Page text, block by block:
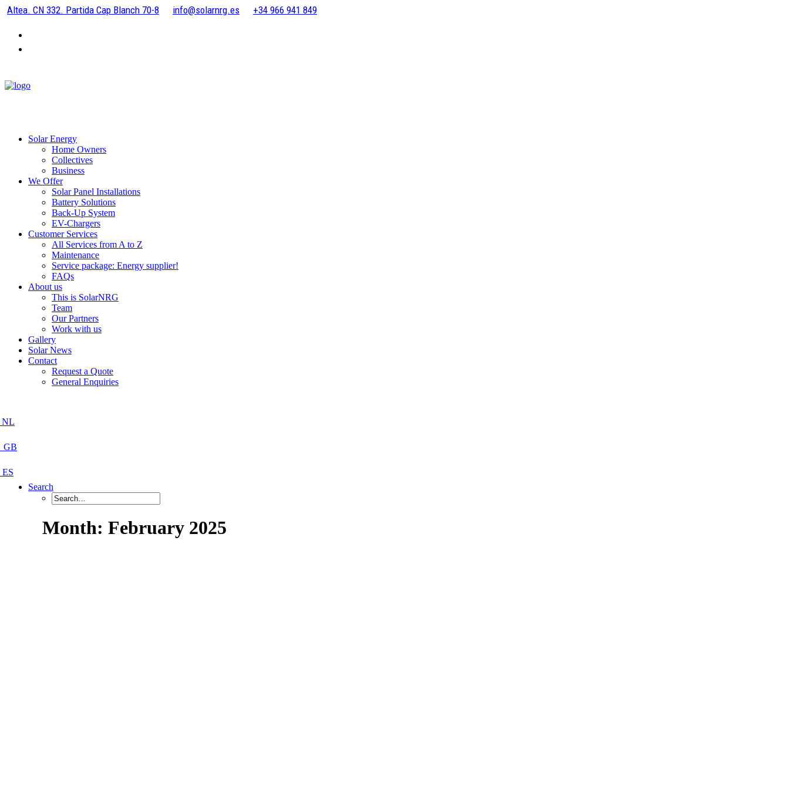
Altea. CN 332. Partida Cap Blanch 70-8 info@solarnrg.es +34 966 941 849
Solar Energy
Home Owners
Collectives
Business
We Offer
Solar Panel Installations
Battery Solutions
Back-Up System
EV-Chargers
Customer Services
All Services from A to Z
Maintenance
Service package: Energy supplier!
FAQs
About us
This is SolarNRG
Team
Our Partners
Work with us
Gallery
Solar News
Contact
Request a Quote
General Enquiries
Search
Month: February 2025